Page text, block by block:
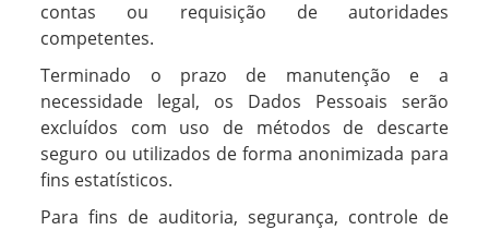
contas ou requisição de autoridades
competentes.
Terminado o prazo de manutenção e a
necessidade legal, os Dados Pessoais serão
excluídos com uso de métodos de descarte
seguro ou utilizados de forma anonimizada para
fins estatísticos.
Para fins de auditoria, segurança, controle de